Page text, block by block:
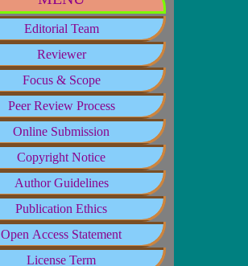
Editorial Team
Reviewer
Focus & Scope
Peer Review Process
Online Submission
Copyright Notice
Author Guidelines
Publication Ethics
Open Access Statement
License Term